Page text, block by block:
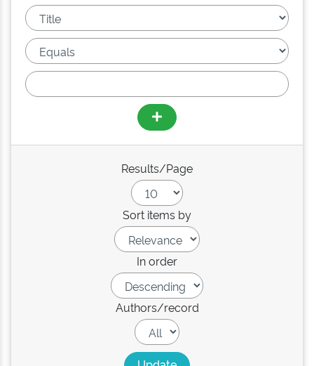
Results/Page
Sort items by
In order
Authors/record